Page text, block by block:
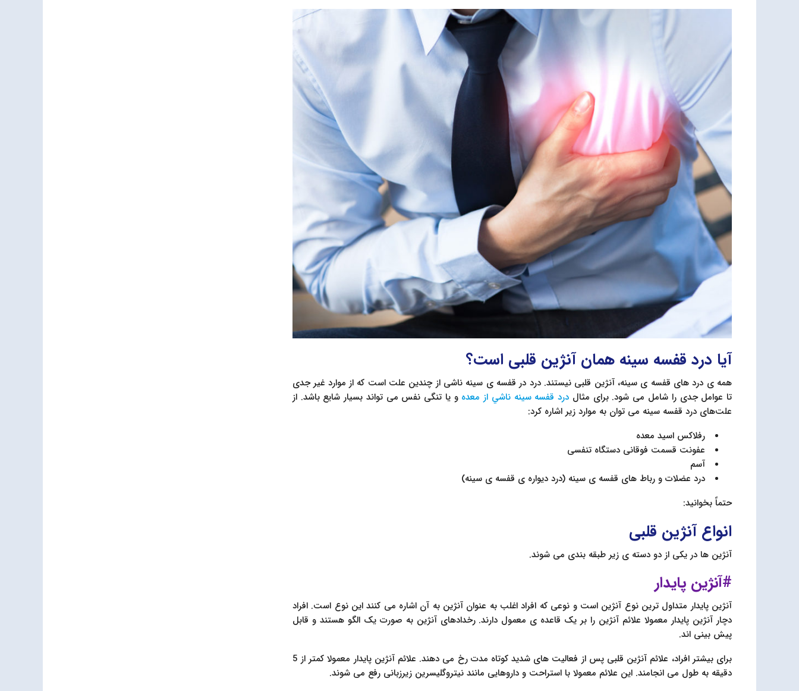
آیا درد قفسه سینه همان آنژین قلبی است؟
همه ی درد های قفسه ی سینه، آنژین قلبی نیستند. درد در قفسه ی سینه ناشی از چندین علت است که از موارد غیر جدی
تا عوامل جدی را شامل می شود. برای مثال درد قفسه سينه ناشي از معده و یا تنگی نفس می تواند بسیار شایع باشد. از
علت‌های درد قفسه سینه می توان به موارد زیر اشاره کرد:
رفلاکس اسید معده
عفونت قسمت فوقانی دستگاه تنفسی
آسم
درد عضلات و رباط های قفسه ی سینه (درد دیواره ی قفسه ی سینه)
حتماً بخوانید:
انواع آنژین قلبی
آنژین ها در یکی از دو دسته ی زیر طبقه بندی می شوند.
#آنژین پایدار
آنژین پایدار متداول ترین نوع آنژین است و نوعی که افراد اغلب به عنوان آنژین به آن اشاره می کنند این نوع است. افراد
دچار آنژین پایدار معمولا علائم آنژین را بر یک قاعده ی معمول دارند. رخدادهای آنژین به صورت یک الگو هستند و قابل
پیش بینی اند.
برای بیشتر افراد، علائم آنژین قلبی پس از فعالیت های شدید کوتاه مدت رخ می دهند. علائم آنژین پایدار معمولا کمتر از 5
دقیقه به طول می انجامند. این علائم معمولا با استراحت و داروهایی مانند نیتروگلیسرین زیرزبانی رفع می شوند.